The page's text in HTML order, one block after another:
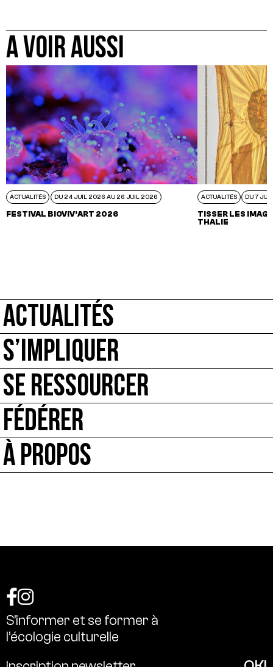
A VOIR AUSSI
ACTUALITÉS DU 24 JUIL 2026 AU 26 JUIL 2026
FESTIVAL BIOVIV’ART 2026
ACTUALITÉS DU 7
TISSER LES
THALIE
ACTUALITÉS
S’IMPLIQUER
SE RESSOURCER
FÉDÉRER
À PROPOS
S’informer et se former à
l’écologie culturelle